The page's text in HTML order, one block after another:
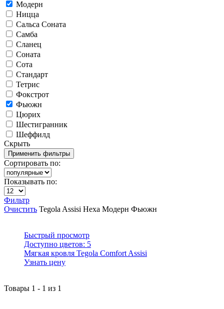
Модерн
Ницца
Сальса Соната
Самба
Сланец
Соната
Сота
Стандарт
Тетрис
Фокстрот
Фьюжн
Цюрих
Шестигранник
Шеффилд
Скрыть
Сортировать по:
Показывать по:
Фильтр
Очистить Tegola Assisi Hexa Модерн Фьюжн
Быстрый просмотр
Доступно цветов: 5
Мягкая кровля Tegola Comfort Assisi
Узнать цену
Товары 1 - 1 из 1